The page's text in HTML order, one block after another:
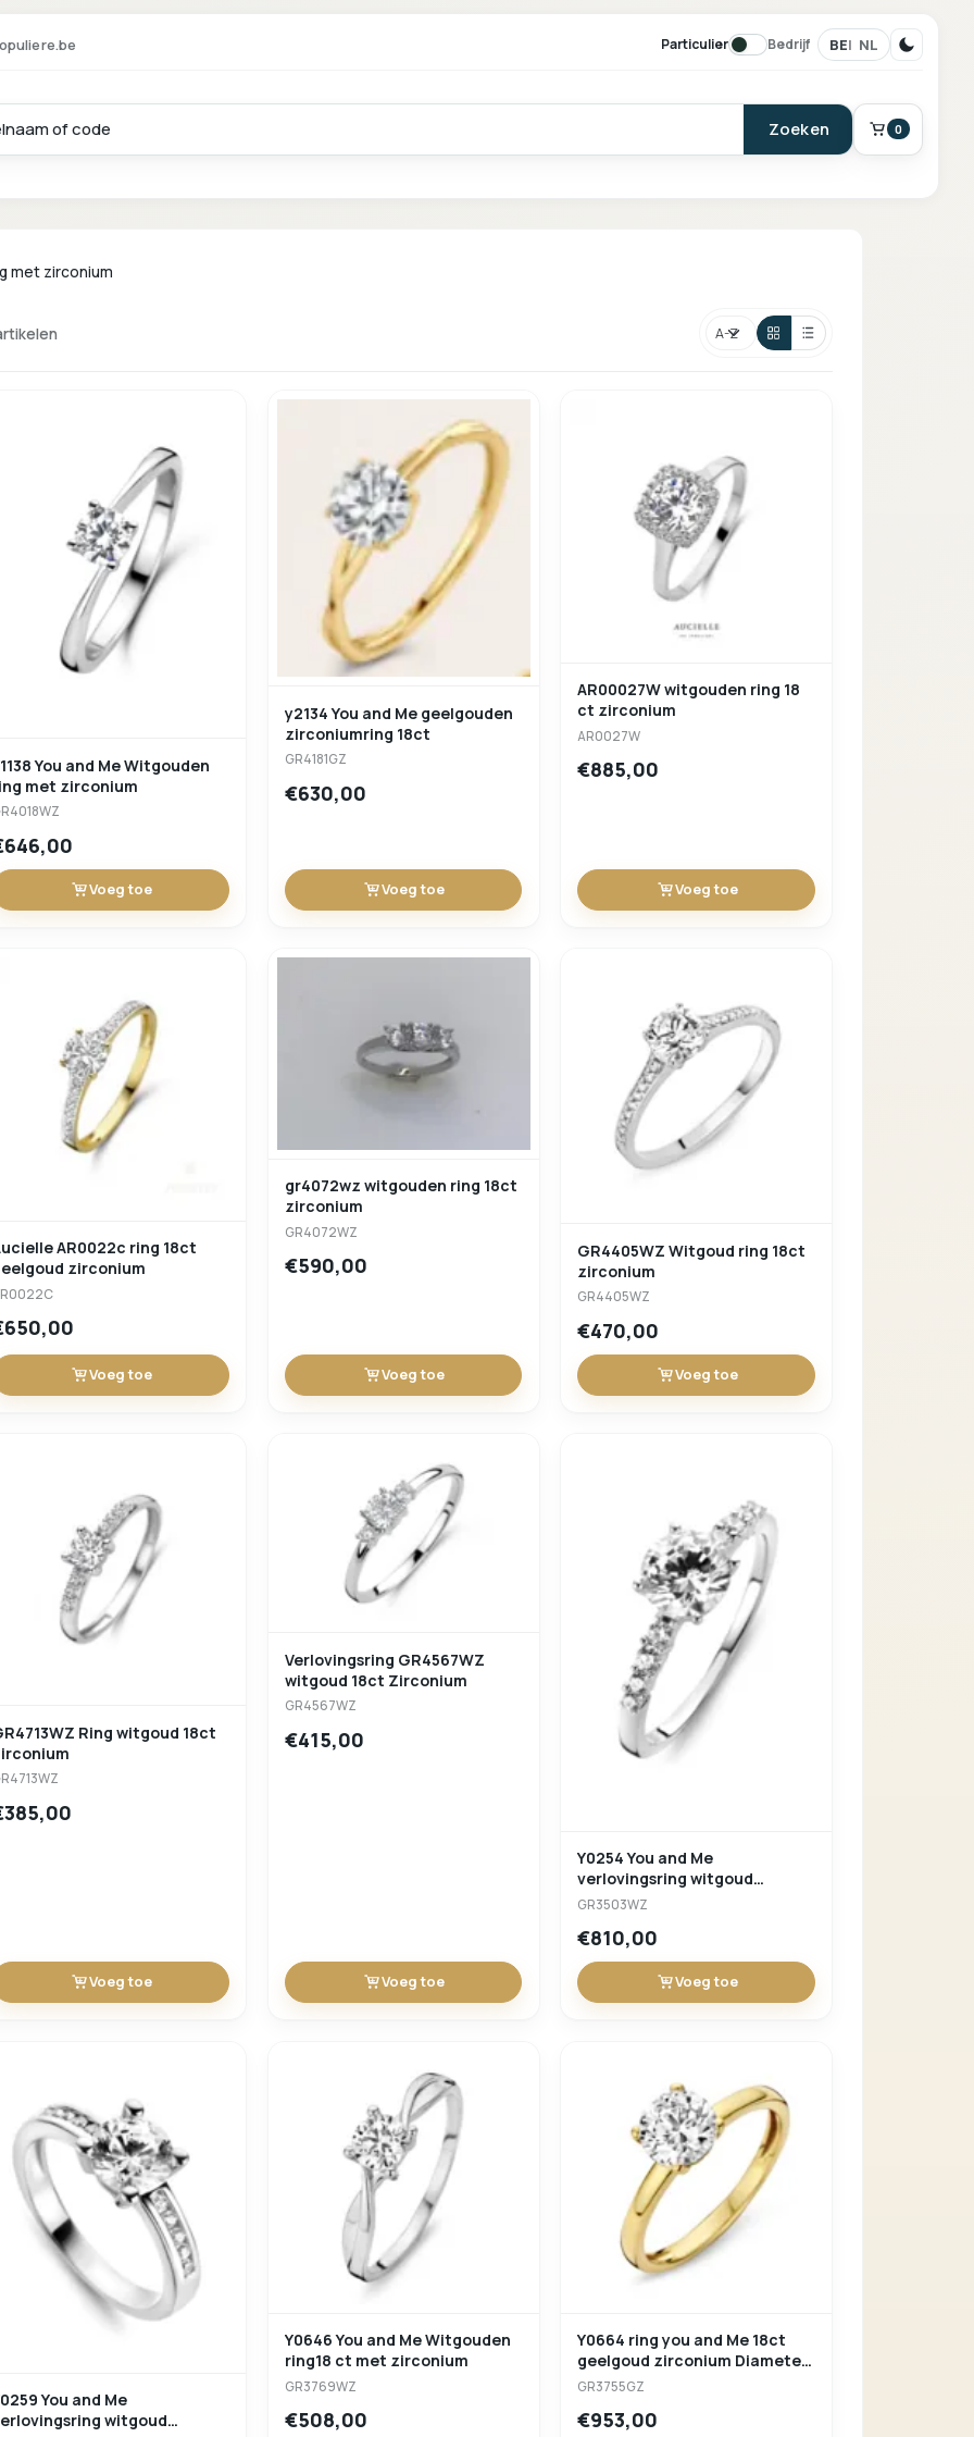
Particulier Bedrijf BE NL
Zoeken 0
met zirconium
Sorteren
You and Me Witgouden
met zirconium
Voeg toe
y2134 You and Me geelgouden
zirconiumring 18ct
GR4181GZ
€630,00
Voeg toe
AR00027W witgouden ring 18
ct zirconium
AR0027W
€885,00
Voeg toe
AR0022c ring 18ct
zirconium
Voeg toe
gr4072wz witgouden ring 18ct
zirconium
GR4072WZ
€590,00
Voeg toe
GR4405WZ Witgoud ring 18ct
zirconium
GR4405WZ
€470,00
Voeg toe
Ring witgoud 18ct
Voeg toe
Verlovingsring GR4567WZ
witgoud 18ct Zirconium
GR4567WZ
€415,00
Voeg toe
Y0254 You and Me
verlovingsring witgoud
zirconium
GR3503WZ
€810,00
Voeg toe
You and Me
witgoud
Y0646 You and Me Witgouden
ring18 ct met zirconium
GR3769WZ
€508,00
Y0664 ring you and Me 18ct
geelgoud zirconium Diameter
steen 7mm
GR3755GZ
€953,00
Verder winkelen